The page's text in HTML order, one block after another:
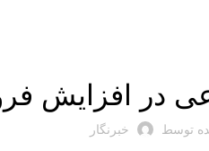
در افزایش
توسط خبرنگار